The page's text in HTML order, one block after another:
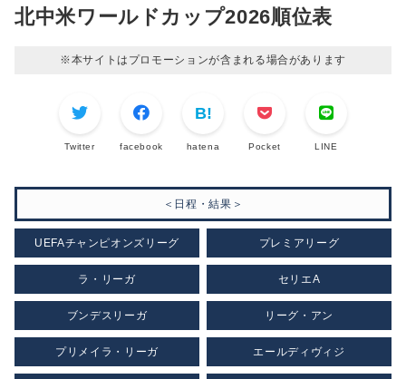
北中米ワールドカップ2026順位表
※本サイトはプロモーションが含まれる場合があります
Twitter facebook hatena Pocket LINE
＜日程・結果＞
UEFAチャンピオンズリーグ プレミアリーグ
ラ・リーガ セリエA
ブンデスリーガ リーグ・アン
プリメイラ・リーガ エールディヴィジ